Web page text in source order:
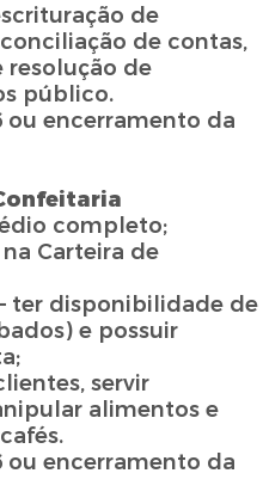
de
de contas,
resolução de
público.
ou encerramento da
completo;
na Carteira de
ter disponibilidade de
e possuir
servir
alimentos e
ou encerramento da